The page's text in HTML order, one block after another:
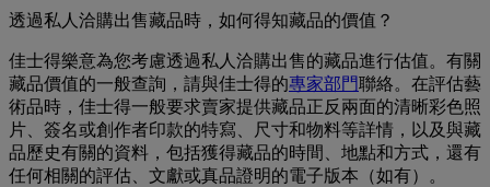
透過私人洽購出售藏品時，如何得知藏品的價值？
佳士得樂意為您考慮透過私人洽購出售的藏品進行估值。有關
藏品價值的一般查詢，請與佳士得的專家部門聯絡。在評估藝
術品時，佳士得一般要求賣家提供藏品正反兩面的清晰彩色照
片、簽名或創作者印款的特寫、尺寸和物料等詳情，以及與藏
品歷史有關的資料，包括獲得藏品的時間、地點和方式，還有
任何相關的評估、文獻或真品證明的電子版本（如有）。